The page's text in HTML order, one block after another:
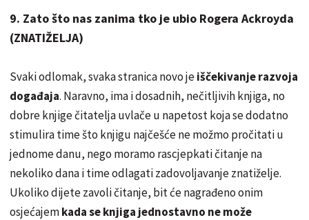
9. Zato što nas zanima tko je ubio Rogera Ackroyda
(ZNATIŽELJA)
Svaki odlomak, svaka stranica novo jeiščekivanje razvoja
događaja. Naravno, ima i dosadnih, nečitljivih knjiga, no
dobre knjige čitatelja uvlače u napetost koja se dodatno
stimulira time što knjigu najčešće ne možmo pročitati u
jednome danu, nego moramo rascjepkati čitanje na
nekoliko dana i time odlagati zadovoljavanje znatiželje.
Ukoliko dijete zavoli čitanje, bit će nagrađeno onim
osjećajemkada se knjiga jednostavno ne može